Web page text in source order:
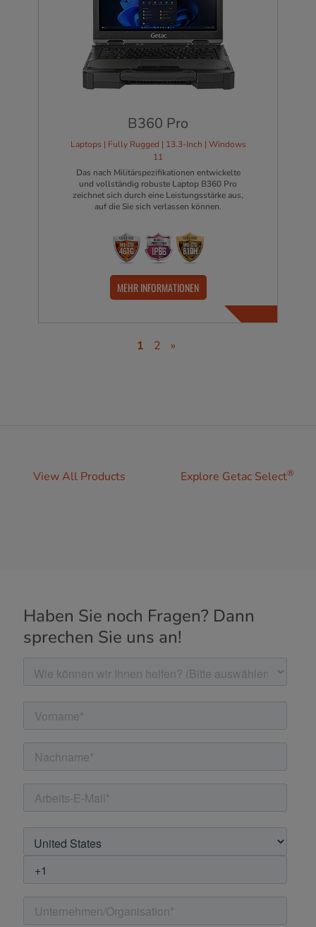
B360 Pro
Laptops | Fully Rugged | 13.3-Inch | Windows
11
Das nach Militärspezifikationen entwickelte
und vollständig robuste Laptop B360 Pro
zeichnet sich durch eine Leistungsstärke aus,
auf die Sie sich verlassen können.
MEHR INFORMATIONEN
1 2 »
View All Products Explore Getac Select®
Haben Sie noch Fragen? Dann
sprechen Sie uns an!